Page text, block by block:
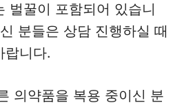
벌꿀이 포함되어 있습니
분들은 상담 진행하실 때
랍니다.
의약품을 복용 중이신 분